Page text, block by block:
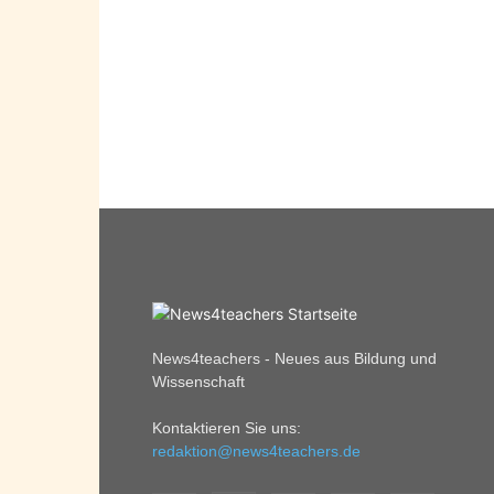
News4teachers - Neues aus Bildung und
Wissenschaft
Kontaktieren Sie uns:
redaktion@news4teachers.de